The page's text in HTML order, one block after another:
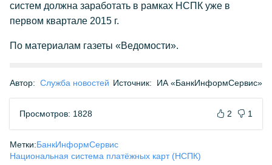
систем должна заработать в рамках НСПК уже в
первом квартале 2015 г.
По материалам газеты «Ведомости».
Автор: Служба новостей Источник: ИА «БанкИнформСервис»
Просмотров: 1828 2 1
Метки:БанкИнформСервис
Национальная система платёжных карт (НСПК)